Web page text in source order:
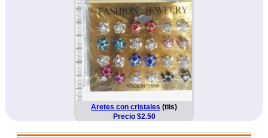
Aretes con cristales (tiis)
Precio $2.50